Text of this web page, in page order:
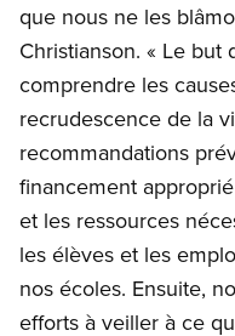
que nous ne les
Christianson. « Le
comprendre les
recrudescence de la
recommandations
financement
et les ressources
les élèves et les
nos écoles. Ensuite,
efforts à veiller à ce